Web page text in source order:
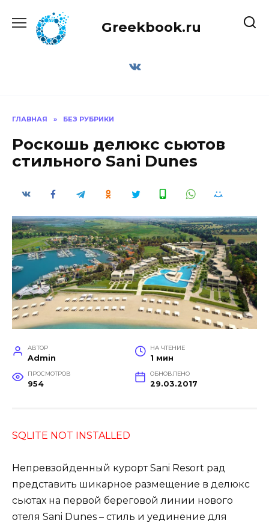
содержанию
Greekbook.ru
ГЛАВНАЯ » БЕЗ РУБРИКИ
Роскошь делюкс сьютов
стильного Sani Dunes
АВТОР
Admin
НА ЧТЕНИЕ
1 мин
ПРОСМОТРОВ
954
ОБНОВЛЕНО
29.03.2017
SQLITE NOT INSTALLED
Непревзойденный курорт Sani Resort рад
представить шикарное размещение в делюкс
сьютах на первой береговой линии нового
отеля Sani Dunes – стиль и уединение для